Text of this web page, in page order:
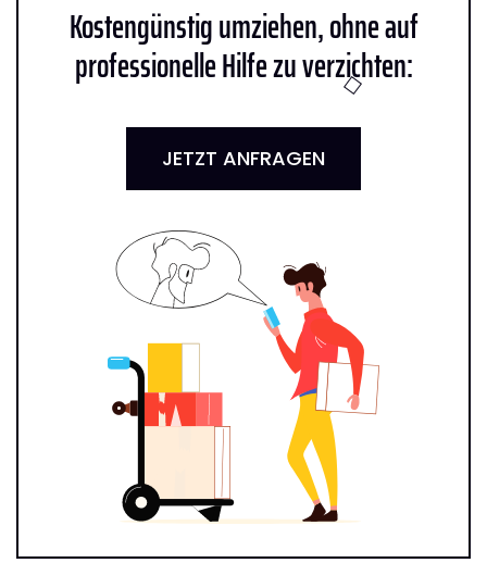
Kostengünstig umziehen, ohne auf
professionelle Hilfe zu verzichten:
JETZT ANFRAGEN